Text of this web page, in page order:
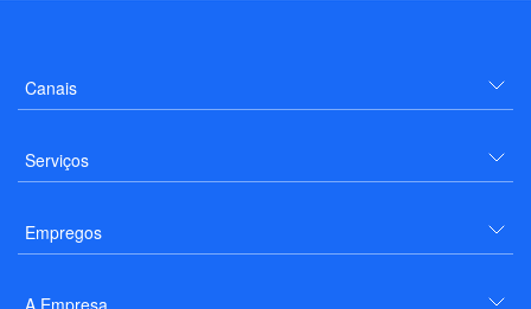
Canais
Serviços
Empregos